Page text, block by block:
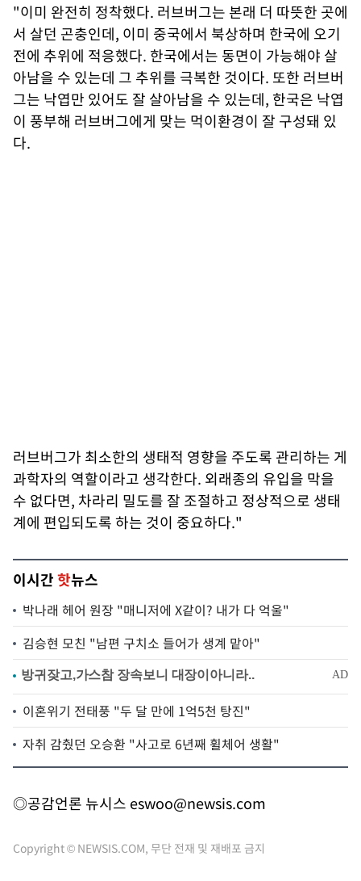
"이미 완전히 정착했다. 러브버그는 본래 더 따뜻한 곳에
서 살던 곤충인데, 이미 중국에서 북상하며 한국에 오기
전에 추위에 적응했다. 한국에서는 동면이 가능해야 살
아남을 수 있는데 그 추위를 극복한 것이다. 또한 러브버
그는 낙엽만 있어도 잘 살아남을 수 있는데, 한국은 낙엽
이 풍부해 러브버그에게 맞는 먹이환경이 잘 구성돼 있
다.
러브버그가 최소한의 생태적 영향을 주도록 관리하는 게
과학자의 역할이라고 생각한다. 외래종의 유입을 막을
수 없다면, 차라리 밀도를 잘 조절하고 정상적으로 생태
계에 편입되도록 하는 것이 중요하다."
이시간핫뉴스
박나래 헤어 원장 "매니저에 X같이? 내가 다 억울"
김승현 모친 "남편 구치소 들어가 생계 맡아"
이혼위기 전태풍 "두 달 만에 1억5천 탕진"
자취 감췄던 오승환 "사고로 6년째 휠체어 생활"
◎공감언론 뉴시스 eswoo@newsis.com
Copyright © NEWSIS.COM, 무단 전재 및 재배포 금지